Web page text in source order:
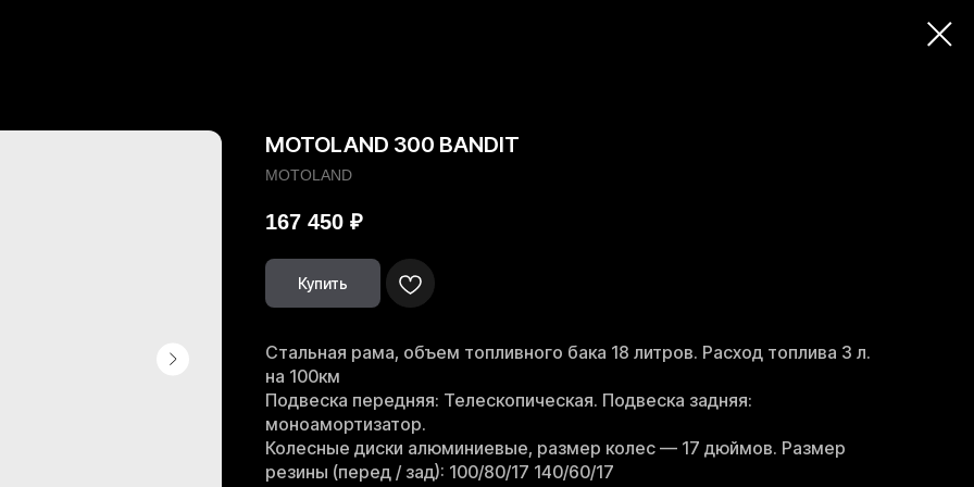
MOTOLAND 300 BANDIT
MOTOLAND
167 450 ₽
Купить
Стальная рама, объем топливного бака 18 литров. Расход топлива 3 л.
на 100км
Подвеска передняя: Телескопическая. Подвеска задняя:
моноамортизатор.
Колесные диски алюминиевые, размер колес — 17 дюймов. Размер
резины (перед / зад): 100/80/17 140/60/17